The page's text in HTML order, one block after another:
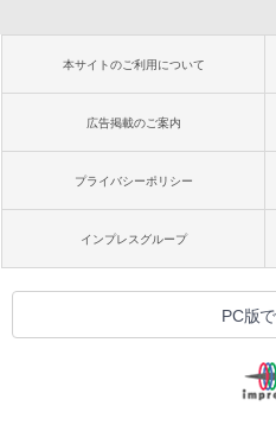
本サイトのご利用について
広告掲載のご案内
プライバシーポリシー
インプレスグループ
PC版